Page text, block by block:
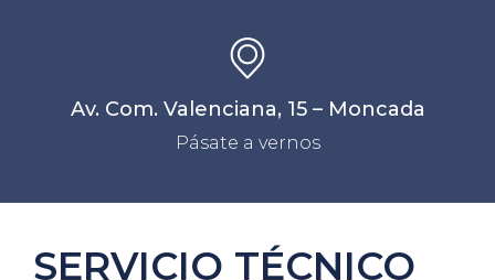
Av. Com. Valenciana, 15 – Moncada
Pásate a vernos
SERVICIO TÉCNICO